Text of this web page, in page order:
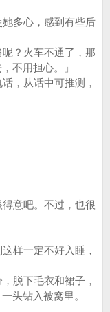
多心，感到有些后
？火车不通了，那
不用担心。」
，从话中可推测，
意吧。不过，也很
样一定不好入睡，
脱下毛衣和裙子，
头钻入被窝里。